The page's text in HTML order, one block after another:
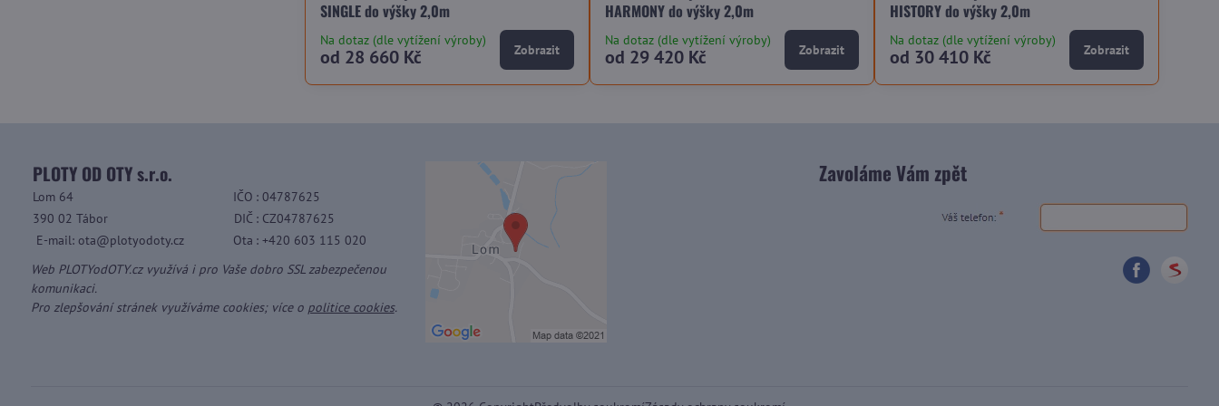
SINGLE do výšky 2,0m
Na dotaz (dle vytížení výroby)
od 28 660 Kč Zobrazit
HARMONY do výšky 2,0m
Na dotaz (dle vytížení výroby)
od 29 420 Kč Zobrazit
HISTORY do výšky 2,0m
Na dotaz (dle vytížení výroby)
od 30 410 Kč Zobrazit
PLOTY OD OTY s.r.o.
Lom 64 IČO : 04787625
390 02 Tábor
DIČ : CZ04787625
E-mail: ota@plotyodoty.cz
Ota : +420 603 115 020
Web PLOTYodOTY.cz využívá i pro Vaše dobro SSL zabezpečenou
komunikaci.
Pro zlepšování stránek využíváme cookies; více o politice cookies.
Zavoláme Vám zpět